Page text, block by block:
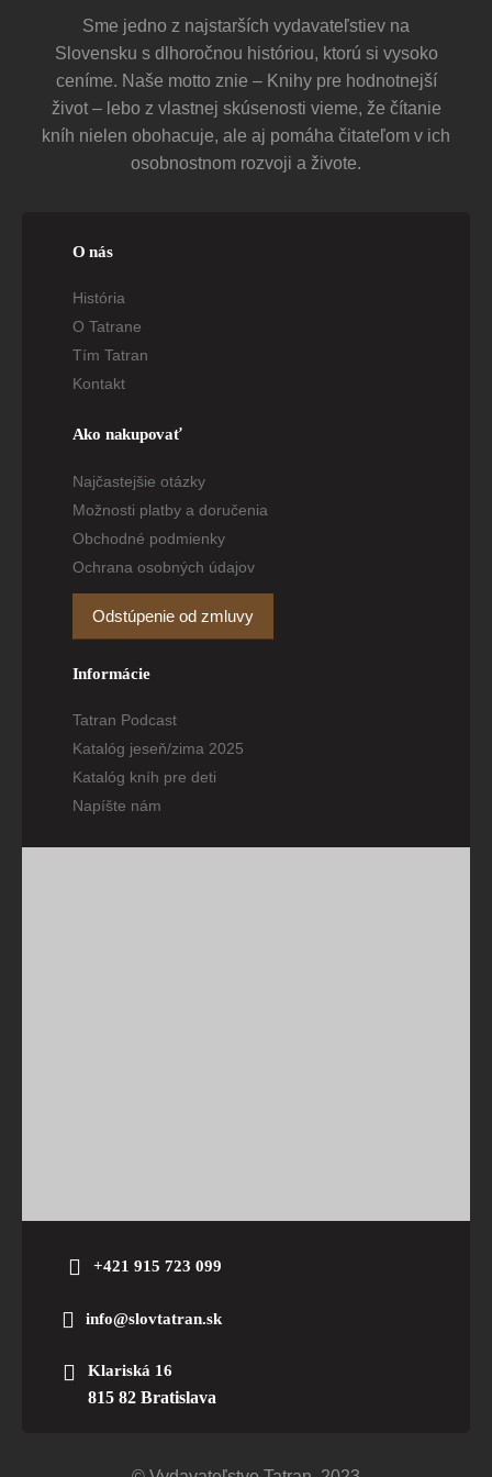
Sme jedno z najstarších vydavateľstiev na
Slovensku s dlhoročnou históriou, ktorú si vysoko
ceníme. Naše motto znie – Knihy pre hodnotnejší
život – lebo z vlastnej skúsenosti vieme, že čítanie
kníh nielen obohacuje, ale aj pomáha čitateľom v ich
osobnostnom rozvoji a živote.
O nás
História
O Tatrane
Tím Tatran
Kontakt
Ako nakupovať
Najčastejšie otázky
Možnosti platby a doručenia
Obchodné podmienky
Ochrana osobných údajov
Odstúpenie od zmluvy
Informácie
Tatran Podcast
Katalóg jeseň/zima 2025
Katalóg kníh pre deti
Napíšte nám
+421 915 723 099
info@slovtatran.sk
Klariská 16
815 82 Bratislava